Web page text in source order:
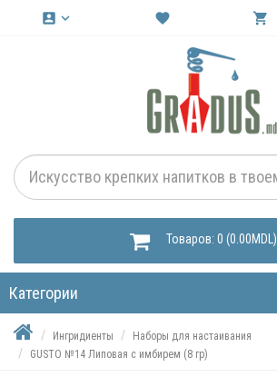
account_box keyboard_arrow_down favorite shopping_cart
Товаров: 0 (0.00MDL)
Категории
Ингридиенты
Наборы для настаивания
GUSTO №14 Липовая с имбирем (8 гр)